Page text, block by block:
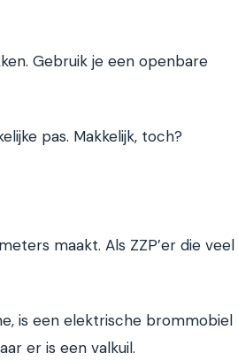
Gebruik je een openbare
pas. Makkelijk, toch?
maakt. Als ZZP’er die veel
is een elektrische brommobiel
er is een valkuil.